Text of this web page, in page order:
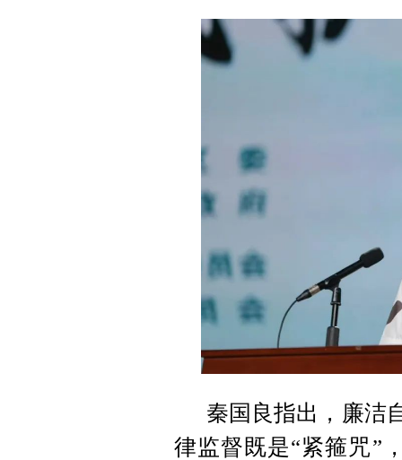
秦国良指出，廉洁
律监督既是“紧箍咒”